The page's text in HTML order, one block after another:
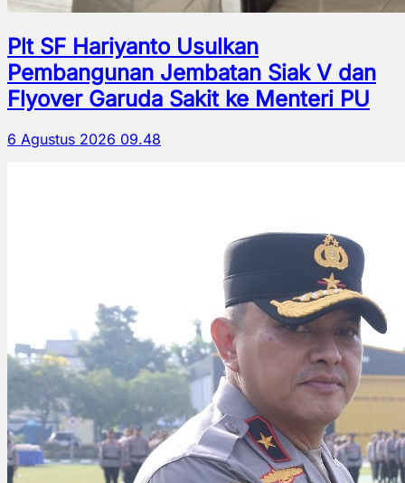
Plt SF Hariyanto Usulkan
Pembangunan Jembatan Siak V dan
Flyover Garuda Sakit ke Menteri PU
6 Agustus 2026 09.48